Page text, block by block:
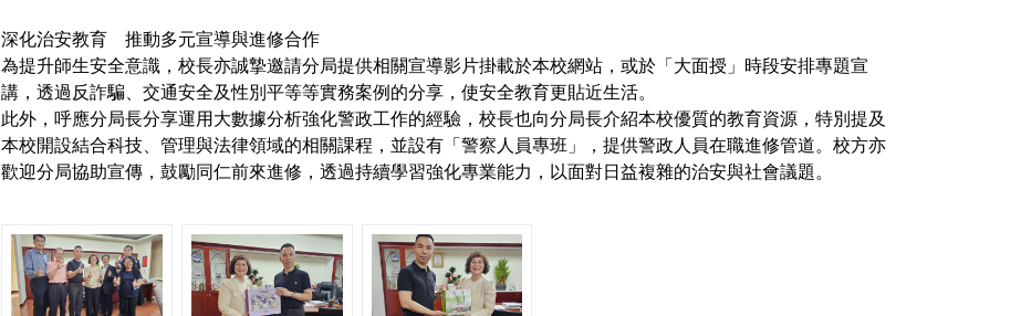
深化治安教育 推動多元宣導與進修合作
為提升師生安全意識，校長亦誠摯邀請分局提供相關宣導影片掛載於本校網站，或於「大面授」時段安排專題宣
講，透過反詐騙、交通安全及性別平等等實務案例的分享，使安全教育更貼近生活。
此外，呼應分局長分享運用大數據分析強化警政工作的經驗，校長也向分局長介紹本校優質的教育資源，特別提及
本校開設結合科技、管理與法律領域的相關課程，並設有「警察人員專班」，提供警政人員在職進修管道。校方亦
歡迎分局協助宣傳，鼓勵同仁前來進修，透過持續學習強化專業能力，以面對日益複雜的治安與社會議題。